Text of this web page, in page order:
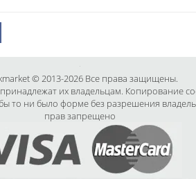
© 2013-2026 Все права защищены.
их владельцам. Копирование
то ни было форме без разрешения
прав запрещено